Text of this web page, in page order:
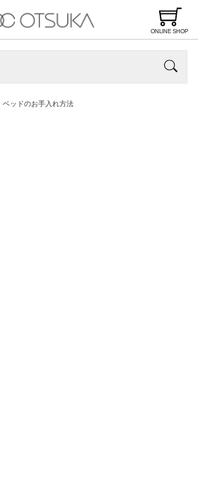
ONLINE SHOP
ベッドのお手入れ方法